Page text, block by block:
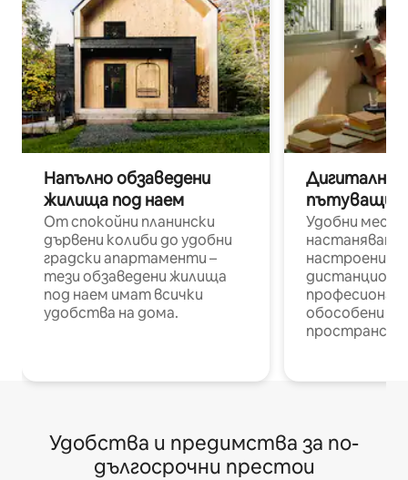
Напълно обзаведени
жилища под наем
От спокойни планински
дървени колиби до удобни
градски апартаменти –
тези обзаведени жилища
под наем имат всички
удобства на дома.
Дигитални
пътуващи
Удобни
настаняване
настроени и
обособени
Удобства и предимства за по-
дългосрочни престои